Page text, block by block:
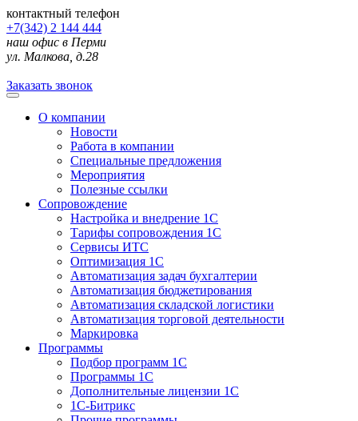
контактный телефон
+7(342) 2 144 444
наш офис в Перми
ул. Малкова, д.28
Заказать звонок
О компании
Новости
Работа в компании
Специальные предложения
Мероприятия
Полезные ссылки
Сопровождение
Настройка и внедрение 1С
Тарифы сопровождения 1С
Сервисы ИТС
Оптимизация 1С
Автоматизация задач бухгалтерии
Автоматизация бюджетирования
Автоматизация складской логистики
Автоматизация торговой деятельности
Маркировка
Программы
Подбор программ 1С
Программы 1С
Дополнительные лицензии 1С
1С-Битрикс